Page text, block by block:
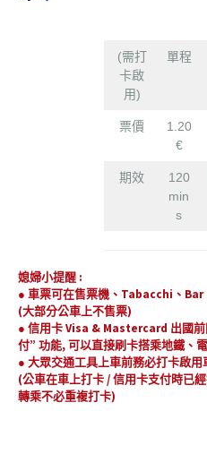
(需打
卡啟
用)
單程
票價
1.20
€
期效
120
min
s
媳婦小提醒 :
● 車票可在售票機、Tabacchi、
(大部分公車上不售票)
● 信用卡 Visa & Mastercard 出國
付” 功能, 可以直接刷卡搭乘地鐵、
● 大眾交通工具上車前務必打卡啟用
(公車在車上打卡 / 信用卡支付時已
轉乘不必重複打卡)